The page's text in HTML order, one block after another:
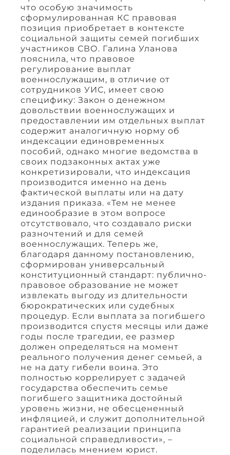
что особую значимость
сформулированная КС правовая
позиция приобретает в контексте
социальной защиты семей погибших
участников СВО. Галина Уланова
пояснила, что правовое
регулирование выплат
военнослужащим, в отличие от
сотрудников УИС, имеет свою
специфику: Закон о денежном
довольствии военнослужащих и
предоставлении им отдельных выплат
содержит аналогичную норму об
индексации единовременных
пособий, однако многие ведомства в
своих подзаконных актах уже
конкретизировали, что индексация
производится именно на день
фактической выплаты или на дату
издания приказа. «Тем не менее
единообразие в этом вопросе
отсутствовало, что создавало риски
разночтений и для семей
военнослужащих. Теперь же,
благодаря данному постановлению,
сформирован универсальный
конституционный стандарт: публично-
правовое образование не может
извлекать выгоду из длительности
бюрократических или судебных
процедур. Если выплата за погибшего
производится спустя месяцы или даже
годы после трагедии, ее размер
должен определяться на момент
реального получения денег семьей, а
не на дату гибели воина. Это
полностью коррелирует с задачей
государства обеспечить семье
погибшего защитника достойный
уровень жизни, не обесцененный
инфляцией, и служит дополнительной
гарантией реализации принципа
социальной справедливости», –
поделилась мнением юрист.